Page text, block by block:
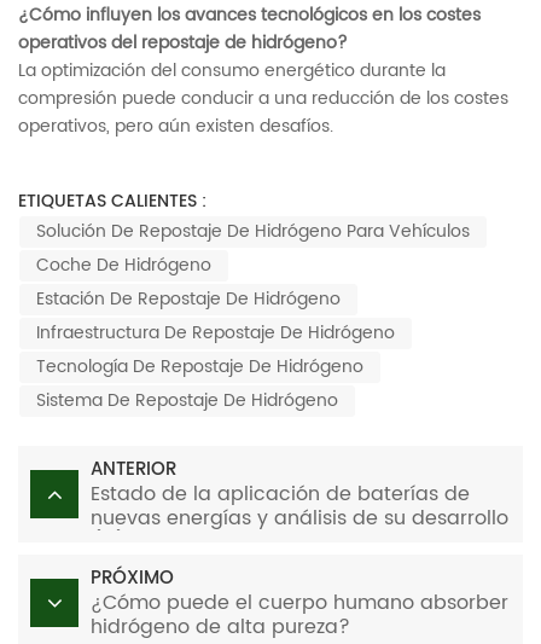
¿Cómo influyen los avances tecnológicos en los costes
operativos del repostaje de hidrógeno?
La optimización del consumo energético durante la
compresión puede conducir a una reducción de los costes
operativos, pero aún existen desafíos.
ETIQUETAS CALIENTES :
Solución De Repostaje De Hidrógeno Para Vehículos
Coche De Hidrógeno
Estación De Repostaje De Hidrógeno
Infraestructura De Repostaje De Hidrógeno
Tecnología De Repostaje De Hidrógeno
Sistema De Repostaje De Hidrógeno
ANTERIOR
Estado de la aplicación de baterías de
nuevas energías y análisis de su desarrollo
PRÓXIMO
¿Cómo puede el cuerpo humano absorber
hidrógeno de alta pureza?